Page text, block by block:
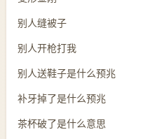
别人缝被子
别人开枪打我
别人送鞋子是什么预兆
补牙掉了是什么预兆
茶杯破了是什么意思